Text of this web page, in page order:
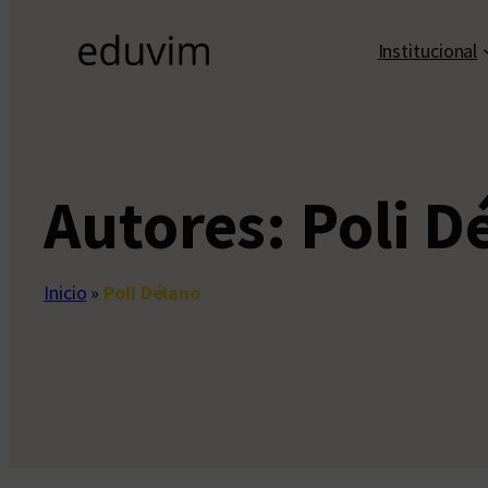
Institucional
Autores: Poli
Inicio » Poli Délano